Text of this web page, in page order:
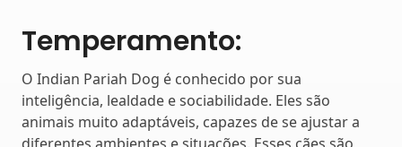
Temperamento:
O Indian Pariah Dog é conhecido por sua
inteligência, lealdade e sociabilidade. Eles são
animais muito adaptáveis, capazes de se ajustar a
diferentes ambientes e situações. Esses cães são